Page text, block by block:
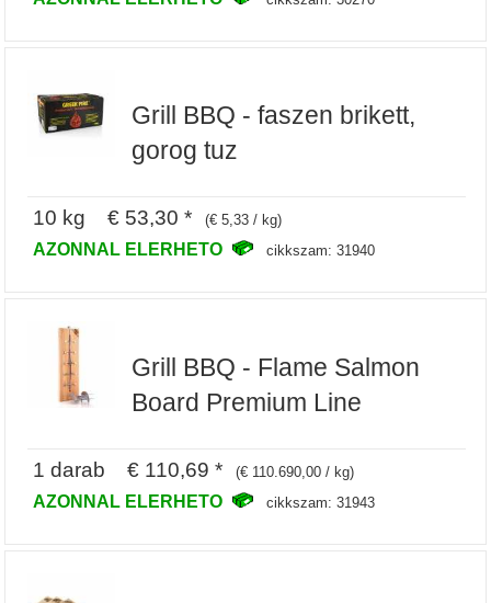
Grill BBQ - faszen brikett,
gorog tuz
10 kg € 53,30 * (€ 5,33 / kg)
AZONNAL ELERHETO cikkszam: 31940
Grill BBQ - Flame Salmon
Board Premium Line
1 darab € 110,69 * (€ 110.690,00 / kg)
AZONNAL ELERHETO cikkszam: 31943